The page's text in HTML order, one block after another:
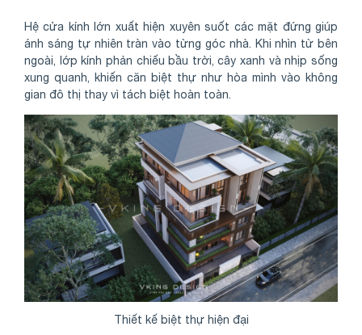
Hệ cửa kính lớn xuất hiện xuyên suốt các mặt đứng giúp
ánh sáng tự nhiên tràn vào từng góc nhà. Khi nhìn từ bên
ngoài, lớp kính phản chiếu bầu trời, cây xanh và nhịp sống
xung quanh, khiến căn biệt thự như hòa mình vào không
gian đô thị thay vì tách biệt hoàn toàn.
Thiết kế biệt thự hiện đại